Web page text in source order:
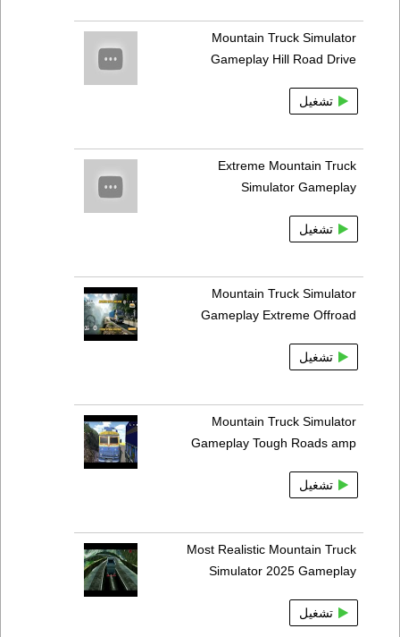
Mountain Truck Simulator
Gameplay Hill Road Drive
تشغيل
Extreme Mountain Truck
Simulator Gameplay
تشغيل
Mountain Truck Simulator
Gameplay Extreme Offroad
تشغيل
Mountain Truck Simulator
Gameplay Tough Roads amp
تشغيل
Most Realistic Mountain Truck
Simulator 2025 Gameplay
تشغيل